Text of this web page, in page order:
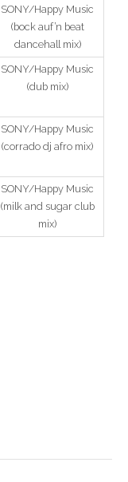
SONY/Happy Music
(bock auf’n beat
dancehall mix)
SONY/Happy Music
(dub mix)
SONY/Happy Music
(corrado dj afro mix)
SONY/Happy Music
(milk and sugar club
mix)